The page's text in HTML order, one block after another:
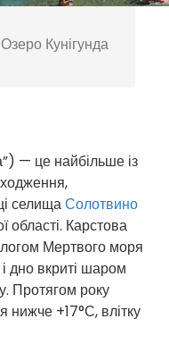
Озеро Кунігунда
— це найбільше із
селищаСолотвино
області. Карстова
Мертвого моря
дно вкриті шаром
Протягом року
нижче +17°С, влітку